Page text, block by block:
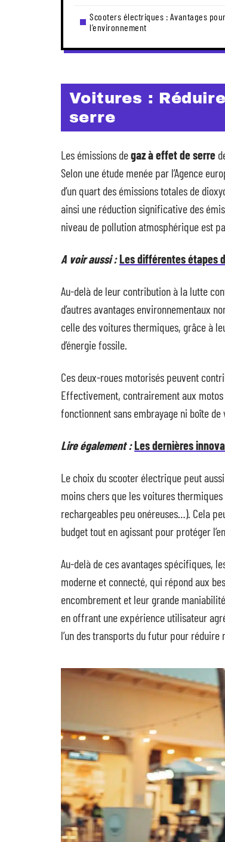
Scooters électriques : Avantages pour
l’environnement
Voitures :
serre
Les émissions degaz à effet de serre
Selon une étude menée par l’Agence
d’un quart des émissions totales de
ainsi une réduction significative des
niveau de pollution atmosphérique est
A voir aussi :Les différentes étapes
Au-delà de leur contribution à la lutte
d’autres avantages environnementaux
celle des voitures thermiques, grâce à
d’énergie fossile.
Ces deux-roues motorisés peuvent
Effectivement, contrairement aux
fonctionnent sans embrayage ni boîte
Lire également :Les dernières
Le choix du scooter électrique peut
moins chers que les voitures
rechargeables peu onéreuses…). Cela
budget tout en agissant pour protéger
Au-delà de ces avantages spécifiques,
moderne et connecté, qui répond aux
encombrement et leur grande
en offrant une expérience utilisateur
l’un des transports du futur pour